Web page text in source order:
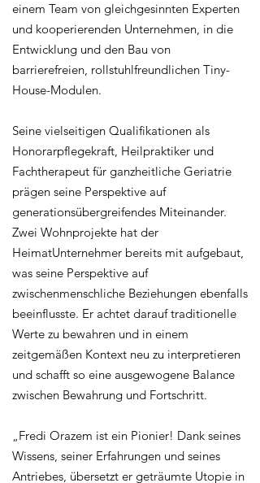
einem Team von gleichgesinnten Experten
und kooperierenden Unternehmen, in die
Entwicklung und den Bau von
barrierefreien, rollstuhlfreundlichen Tiny-
House-Modulen.
Seine vielseitigen Qualifikationen als
Honorarpflegekraft, Heilpraktiker und
Fachtherapeut für ganzheitliche Geriatrie
prägen seine Perspektive auf
generationsübergreifendes Miteinander.
Zwei Wohnprojekte hat der
HeimatUnternehmer bereits mit aufgebaut,
was seine Perspektive auf
zwischenmenschliche Beziehungen ebenfalls
beeinflusste. Er achtet darauf traditionelle
Werte zu bewahren und in einem
zeitgemäßen Kontext neu zu interpretieren
und schafft so eine ausgewogene Balance
zwischen Bewahrung und Fortschritt.
„Fredi Orazem ist ein Pionier! Dank seines
Wissens, seiner Erfahrungen und seines
Antriebes, übersetzt er geträumte Utopie in